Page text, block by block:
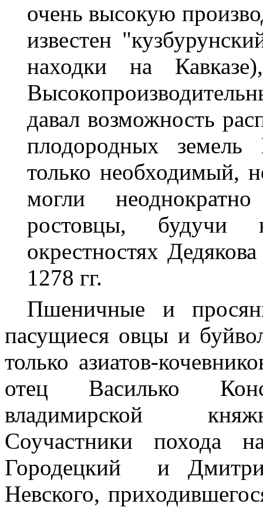
очень высокую
известен
находки на Кавказе),
давал возможность
плодородных земель
только необходимый,
могли
ростовцы,
окрестностях
1278 гг.
Пшеничные и
пасущиеся овцы и
только азиатов-
отец Василько
владимирской
Соучастники похода
Городецкий
и
Невского,